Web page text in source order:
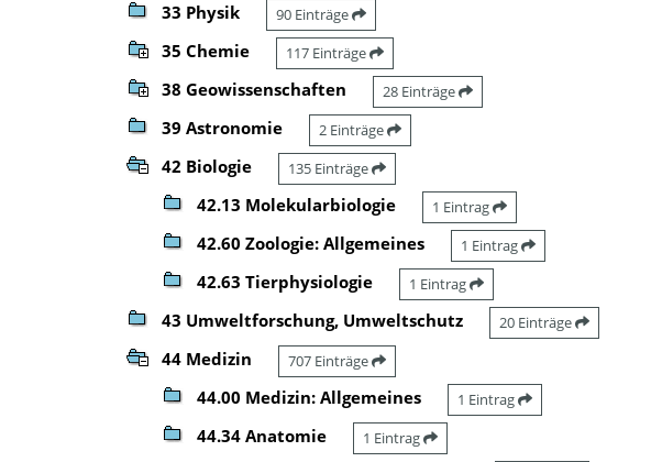
33 Physik 90 Einträge
35 Chemie 117 Einträge
38 Geowissenschaften 28 Einträge
39 Astronomie 2 Einträge
42 Biologie 135 Einträge
42.13 Molekularbiologie 1 Eintrag
42.60 Zoologie: Allgemeines 1 Eintrag
42.63 Tierphysiologie 1 Eintrag
43 Umweltforschung, Umweltschutz 20 Einträge
44 Medizin 707 Einträge
44.00 Medizin: Allgemeines 1 Eintrag
44.34 Anatomie 1 Eintrag